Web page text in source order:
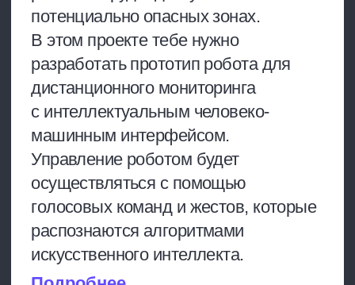
работающий прототип (симулятор)
робота для дистанционного
мониторинга инженерных систем
с интеллектуальным интерфейсом
управления.
Образ результата